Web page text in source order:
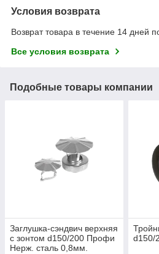
Условия возврата
Возврат товара в течение 14 дней
Все условия возврата
Подобные товары компании
Заглушка-сэндвич верхняя
с зонтом d150/200 Профи
Нерж. сталь 0,8мм.